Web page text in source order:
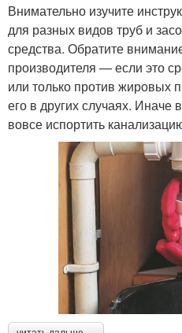
Внимательно изучите
для разных видов труб и
средства. Обратите
производителя — если это
или только против жировых
его в других случаях. Иначе
вовсе испортить